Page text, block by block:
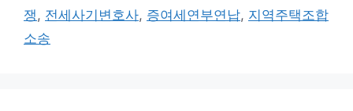
쟁 , 전세사기변호사, 증여세연부연납, 지역주택조합
소송